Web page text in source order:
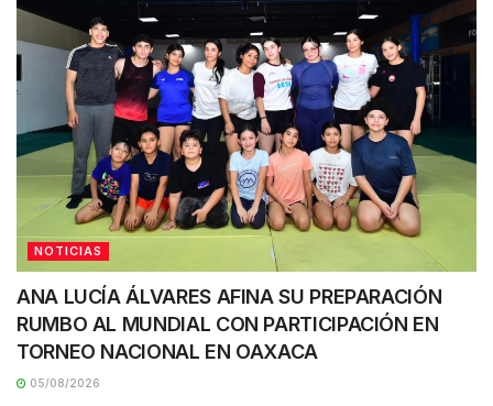
NOTICIAS
ANA LUCÍA ÁLVARES AFINA SU PREPARACIÓN
RUMBO AL MUNDIAL CON PARTICIPACIÓN EN
TORNEO NACIONAL EN OAXACA
05/08/2026